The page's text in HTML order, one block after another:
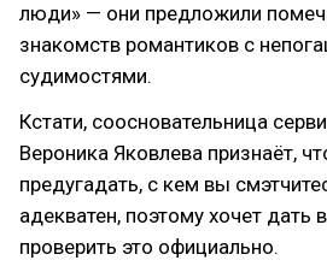
люди» — они предложили
знакомств романтиков с
судимостями.
Кстати, соосновательница
Вероника Яковлева признаёт,
предугадать, с кем вы
адекватен, поэтому хочет дать
проверить это официально.